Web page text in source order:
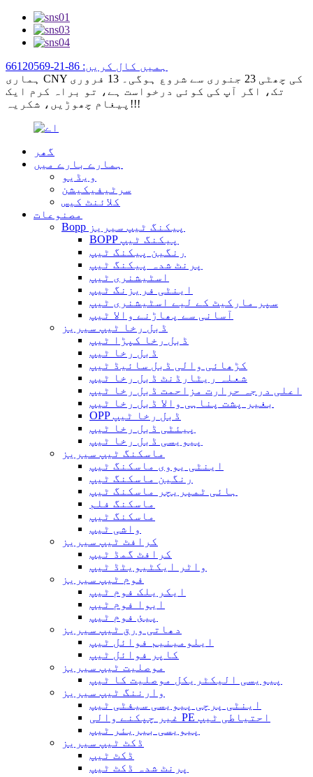
ہمیں کال کریں: 86-21-66120569
ہماری CNY کی چھٹی 23 جنوری سے شروع ہوگی۔ 13 فروری
تک، اگر آپ کی کوئی درخواست ہے، تو براہ کرم ایک
پیغام چھوڑیں، شکریہ!!!
گھر
ہمارے بارے میں
ویڈیو
سرٹیفیکیشن
کلائنٹ کیس
مصنوعات
Bopp پیکنگ ٹیپ سیریز
BOPP پیکنگ ٹیپ
رنگین پیکنگ ٹیپ
پرنٹ شدہ پیکنگ ٹیپ
اسٹیشنری ٹیپ
اینٹی فریزنگ ٹیپ
سپر مارکیٹ کے لیے اسٹیشنری ٹیپ
آسانی سے پھاڑنے والا ٹیپ
ڈبل رخا ٹیپ سیریز
ڈبل رخا کپڑا ٹیپ
ڈبل رخا ٹیپ
کڑھائی والی ڈبل سائیڈ ٹیپ
شعلہ ریٹارڈنٹ ڈبل رخا ٹیپ
اعلی درجہ حرارت مزاحمت ڈبل رخا ٹیپ
بغیر پشت پناہی والا ڈبل ​​رخا ٹیپ
OPP ڈبل رخا ٹیپ
پیئٹی ڈبل رخا ٹیپ
پیویسی ڈبل رخا ٹیپ
ماسکنگ ٹیپ سیریز
اینٹی یووی ماسکنگ ٹیپ
رنگین ماسکنگ ٹیپ
ہائی ٹمپریچر ماسکنگ ٹیپ
ماسکنگ فلم
ماسکنگ ٹیپ
واشی ٹیپ
کرافٹ ٹیپ سیریز
کرافٹ گمڈ ٹیپ
واٹر ایکٹیویٹڈ ٹیپ
فوم ٹیپ سیریز
ایکریلک فوم ٹیپ
ایوا فوم ٹیپ
پیئ فوم ٹیپ
دھاتی ورق ٹیپ سیریز
ایلومینیم فوائل ٹیپ
کاپر فوائل ٹیپ
موصلیت ٹیپ سیریز
پیویسی الیکٹریکل موصلیت کا ٹیپ
وارننگ ٹیپ سیریز
اینٹی پرچی پیویسی سیفٹی ٹیپ
غیر چپکنے والی PE احتیاطی ٹیپ
پیویسی بیریئر ٹیپ
ڈکٹ ٹیپ سیریز
ڈکٹ ٹیپ
پرنٹ شدہ ڈکٹ ٹیپ